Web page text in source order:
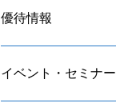
優待情報
イベント・セミナー